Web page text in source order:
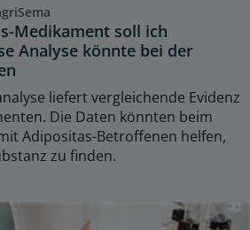
Medikament soll ich
Analyse könnte bei der
liefert vergleichende Evidenz
Die Daten könnten beim
Adipositas-Betroffenen helfen,
zu finden.